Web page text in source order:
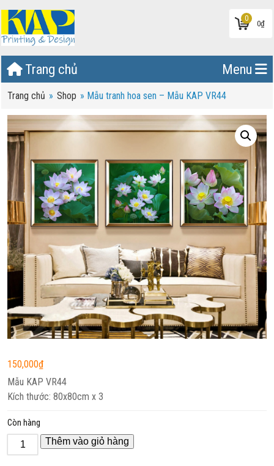
0
0₫
Trang chủ Menu
Trang chủ » Shop » Mẫu tranh hoa sen – Mẫu KAP VR44
150,000₫
Mẫu KAP VR44
Kích thước: 80x80cm x 3
Còn hàng
Thêm vào giỏ hàng